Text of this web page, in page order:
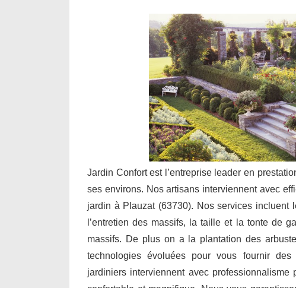
Jardin Confort est l’entreprise leader en
ses environs. Nos artisans interviennent avec
jardin à Plauzat (63730). Nos services incluent
l’entretien des massifs, la taille et la tonte de
massifs. De plus on a la plantation des
technologies évoluées pour vous fournir
jardiniers interviennent avec